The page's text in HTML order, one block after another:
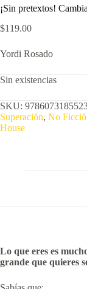
¡Sin pretextos!
$119.00
Yordi Rosado
Sin existencias
SKU:
Superación, No
House
Lo que eres es
grande que quieres